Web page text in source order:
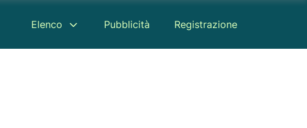
Elenco Pubblicità Registrazione